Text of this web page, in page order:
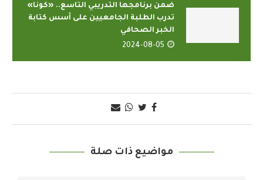
ضمن برنامجها التدريبي التاسع.. «كونا»
تدرب الطلبة الجامعيين على أسس كتابة
الخبر الصحافي
2024-08-05
مواضيع ذات صلة